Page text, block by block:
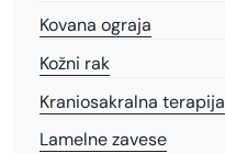
Kovana ograja
Kožni rak
Kraniosakralna terapija
Lamelne zavese